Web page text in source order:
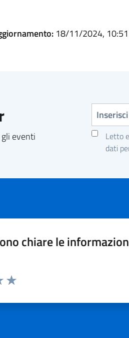
18/11/2024, 10:51
eventi
Indirizzo
Letto
dati
chiare le